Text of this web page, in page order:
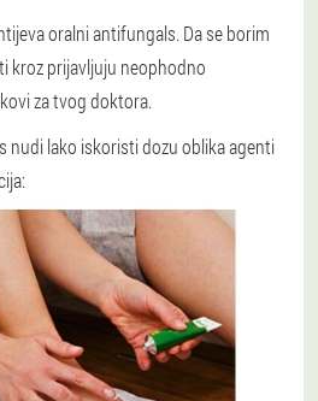
oralni antifungals. Da se borim
kroz prijavljuju neophodno
za tvog doktora.
nudi lako iskoristi dozu oblika agenti